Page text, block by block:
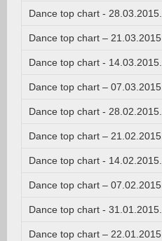
Dance top chart - 28.03.2015.
Dance top chart – 21.03.2015.
Dance top chart - 14.03.2015.
Dance top chart – 07.03.2015.
Dance top chart - 28.02.2015.
Dance top chart – 21.02.2015.
Dance top chart - 14.02.2015.
Dance top chart – 07.02.2015.
Dance top chart - 31.01.2015.
Dance top chart – 22.01.2015.